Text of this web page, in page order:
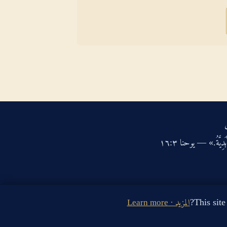
— يوحنا ‏٣‏:‏١٦‏
المزيد · Learn more